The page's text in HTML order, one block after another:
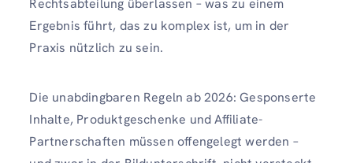
Rechtsabteilung überlassen – was zu einem
Ergebnis führt, das zu komplex ist, um in der
Praxis nützlich zu sein.
Die unabdingbaren Regeln ab 2026: Gesponserte
Inhalte, Produktgeschenke und Affiliate-
Partnerschaften müssen offengelegt werden –